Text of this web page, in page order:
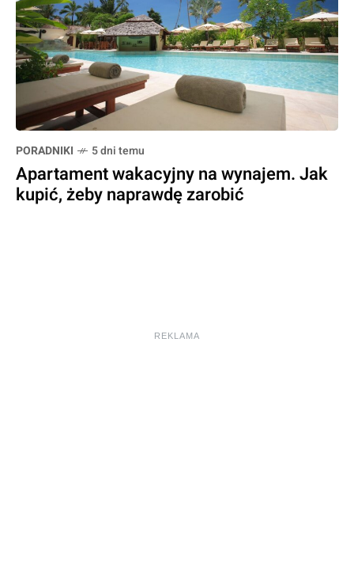
PORADNIKI 5 dni temu
Apartament wakacyjny na wynajem. Jak
kupić, żeby naprawdę zarobić
REKLAMA